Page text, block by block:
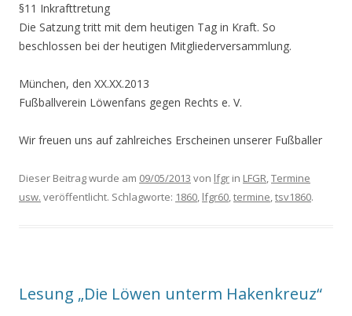
§11 Inkrafttretung
Die Satzung tritt mit dem heutigen Tag in Kraft. So
beschlossen bei der heutigen Mitgliederversammlung.
München, den XX.XX.2013
Fußballverein Löwenfans gegen Rechts e. V.
Wir freuen uns auf zahlreiches Erscheinen unserer Fußballer
Dieser Beitrag wurde am 09/05/2013 von lfgr in LFGR,Termine
usw. veröffentlicht. Schlagworte: 1860, lfgr60,termine,tsv1860.
Lesung „Die Löwen unterm Hakenkreuz“